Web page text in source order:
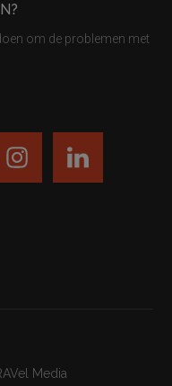
om de problemen met
Media